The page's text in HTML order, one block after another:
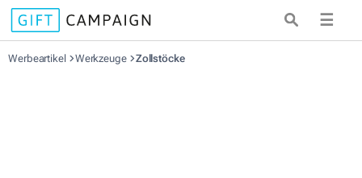
☰
Werbeartikel Werkzeuge Zollstöcke